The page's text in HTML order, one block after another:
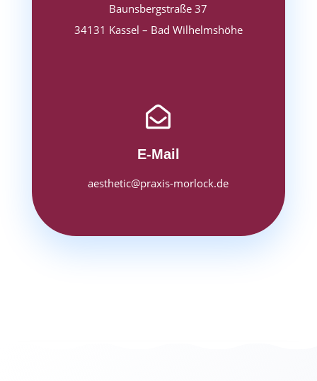
Baunsbergstraße 37
34131 Kassel – Bad Wilhelmshöhe

E-Mail
aesthetic@praxis-morlock.de